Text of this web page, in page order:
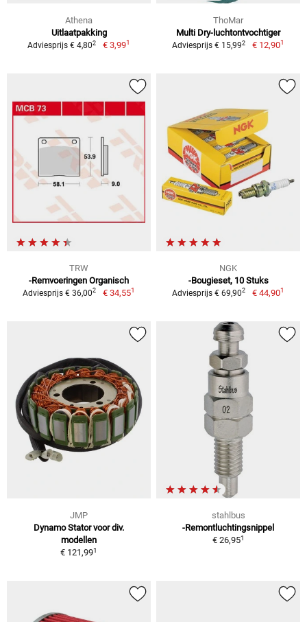
Athena
Uitlaatpakking
Adviesprijs € 4,802 € 3,991
ThoMar
Multi Dry-luchtontvochtiger
Adviesprijs € 15,992 € 12,901
TRW
-Remvoeringen Organisch
Adviesprijs € 36,002 € 34,551
NGK
-Bougieset, 10 Stuks
Adviesprijs € 69,902 € 44,901
JMP
Dynamo Stator voor div.
modellen
€ 121,991
stahlbus
-Remontluchtingsnippel
€ 26,951